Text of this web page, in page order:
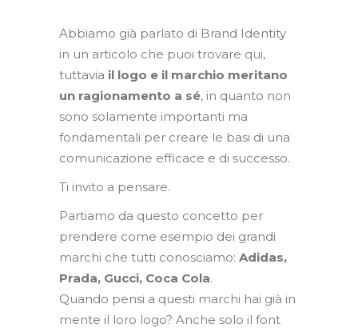
Abbiamo già parlato di Brand Identity
in un articolo che puoi trovare qui,
tuttavia il logo e il marchio meritano
un ragionamento a sé, in quanto non
sono solamente importanti ma
fondamentali per creare le basi di una
comunicazione efficace e di successo.
Ti invito a pensare.
Partiamo da questo concetto per
prendere come esempio dei grandi
marchi che tutti conosciamo: Adidas,
Prada, Gucci, Coca Cola.
Quando pensi a questi marchi hai già in
mente il loro logo? Anche solo il font